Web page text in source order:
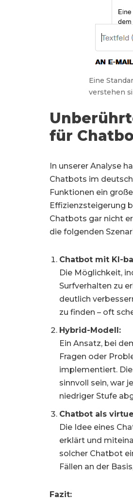
Eine
verstehen
für
In unserer Analyse
Chatbots im
Funktionen ein
Effizienzsteigerung
Chatbots gar nicht
die folgenden
Chatbot mit KI-
Die Möglichkeit,
Surfverhalten zu
deutlich
zu finden – oft
Hybrid-Modell:
Ein Ansatz, bei
Fragen oder
implementiert.
sinnvoll sein, war
niedriger Stufe
Chatbot als
Die Idee eines
erklärt und
solcher Chatbot
Fällen an der
Fazit: